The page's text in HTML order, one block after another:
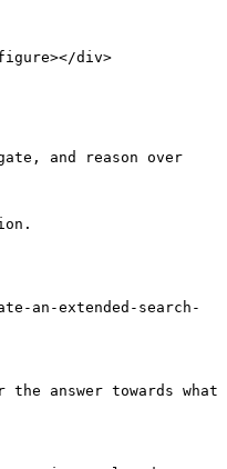
div>
and reason over
an-extended-search-
answer towards what